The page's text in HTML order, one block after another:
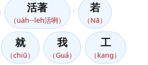
活著
（ua̍h--leh活咧）
若
（Nā）
就
（chiū）
我
（Guá）
工
（kang）